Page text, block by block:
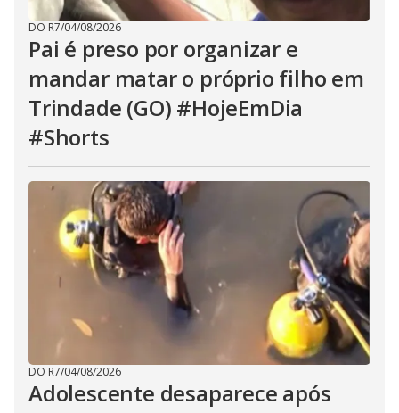
DO R7/04/08/2026
Pai é preso por organizar e
mandar matar o próprio filho em
Trindade (GO) #HojeEmDia
#Shorts
DO R7/04/08/2026
Adolescente desaparece após